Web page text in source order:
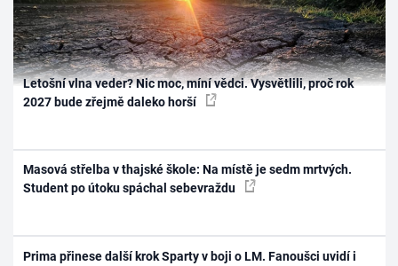
Letošní vlna veder? Nic moc, míní vědci. Vysvětlili, proč rok
2027 bude zřejmě daleko horší
Masová střelba v thajské škole: Na místě je sedm mrtvých.
Student po útoku spáchal sebevraždu
Prima přinese další krok Sparty v boji o LM. Fanoušci uvidí i